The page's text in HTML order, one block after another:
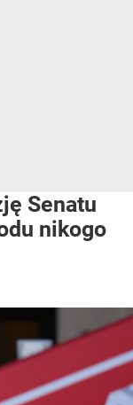
Senatu
nikogo